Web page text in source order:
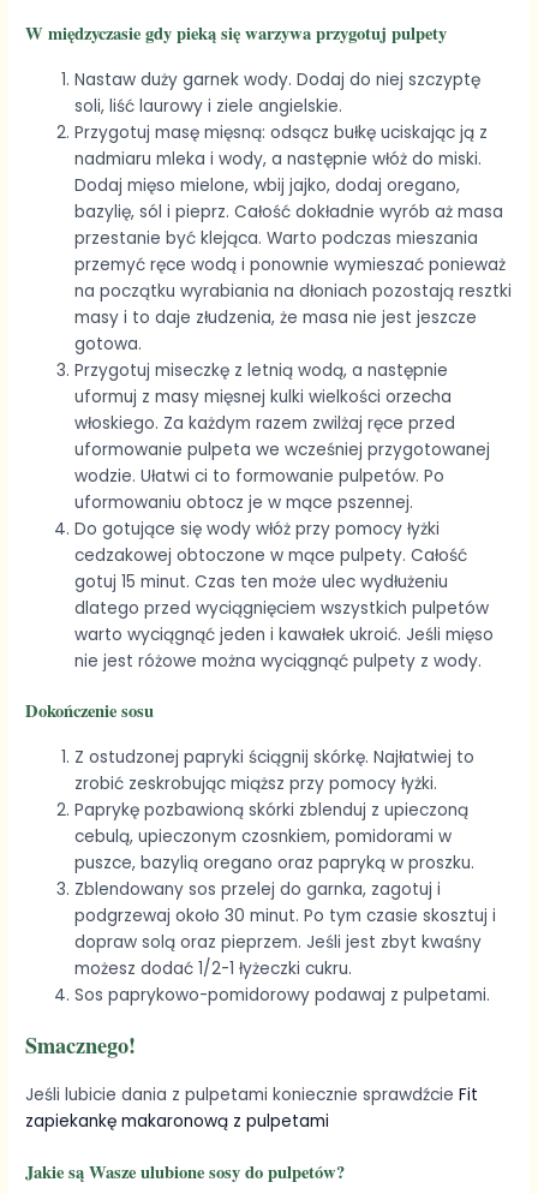
W międzyczasie gdy pieką się warzywa przygotuj pulpety
Nastaw duży garnek wody. Dodaj do niej szczyptę
soli, liść laurowy i ziele angielskie.
Przygotuj masę mięsną: odsącz bułkę uciskając ją z
nadmiaru mleka i wody, a następnie włóż do miski.
Dodaj mięso mielone, wbij jajko, dodaj oregano,
bazylię, sól i pieprz. Całość dokładnie wyrób aż masa
przestanie być klejąca. Warto podczas mieszania
przemyć ręce wodą i ponownie wymieszać ponieważ
na początku wyrabiania na dłoniach pozostają resztki
masy i to daje złudzenia, że masa nie jest jeszcze
gotowa.
Przygotuj miseczkę z letnią wodą, a następnie
uformuj z masy mięsnej kulki wielkości orzecha
włoskiego. Za każdym razem zwilżaj ręce przed
uformowanie pulpeta we wcześniej przygotowanej
wodzie. Ułatwi ci to formowanie pulpetów. Po
uformowaniu obtocz je w mące pszennej.
Do gotujące się wody włóż przy pomocy łyżki
cedzakowej obtoczone w mące pulpety. Całość
gotuj 15 minut. Czas ten może ulec wydłużeniu
dlatego przed wyciągnięciem wszystkich pulpetów
warto wyciągnąć jeden i kawałek ukroić. Jeśli mięso
nie jest różowe można wyciągnąć pulpety z wody.
Dokończenie sosu
Z ostudzonej papryki ściągnij skórkę. Najłatwiej to
zrobić zeskrobując miąższ przy pomocy łyżki.
Paprykę pozbawioną skórki zblenduj z upieczoną
cebulą, upieczonym czosnkiem, pomidorami w
puszce, bazylią oregano oraz papryką w proszku.
Zblendowany sos przelej do garnka, zagotuj i
podgrzewaj około 30 minut. Po tym czasie skosztuj i
dopraw solą oraz pieprzem. Jeśli jest zbyt kwaśny
możesz dodać 1/2-1 łyżeczki cukru.
Sos paprykowo-pomidorowy podawaj z pulpetami.
Smacznego!
Jeśli lubicie dania z pulpetami koniecznie sprawdźcieFit
zapiekankę makaronową z pulpetami
Jakie są Wasze ulubione sosy do pulpetów?